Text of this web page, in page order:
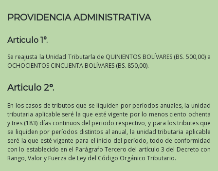
PROVIDENCIA ADMINISTRATIVA
Articulo 1°.
Se reajusta la Unidad Tributarla de QUINIENTOS BOLÍVARES (BS. 500,00) a
OCHOCIENTOS CINCUENTA BOLÍVARES (BS. 850,00).
Articulo 2°.
En los casos de tributos que se liquiden por períodos anuales, la unidad
tributaria aplicable seré la que esté vigente por lo menos ciento ochenta
y tres (183) días continuos del periodo respectivo, y para los tributes que
se liquiden por períodos distintos al anual, la unidad tributaria aplicable
seré la que esté vigente para el inicio del período, todo de conformidad
con lo establecido en el Parágrafo Tercero del artículo 3 del Decreto con
Rango, Valor y Fuerza de Ley del Código Orgánico Tributario.